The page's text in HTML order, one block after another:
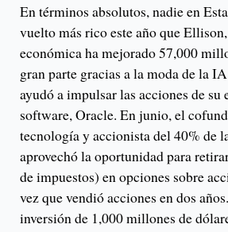
En términos absolutos, nadie en
vuelto más rico este año que
económica ha mejorado 57,000
gran parte gracias a la moda de la
ayudó a impulsar las acciones de su
software, Oracle. En junio, el
tecnología y accionista del 40% de
aprovechó la oportunidad para
de impuestos) en opciones sobre
vez que vendió acciones en dos
inversión de 1,000 millones de